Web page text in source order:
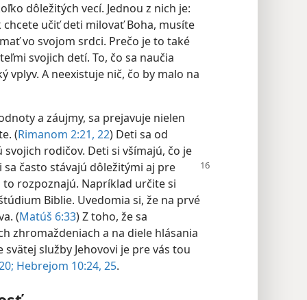
dôležitých vecí. Jednou z nich je:
učiť deti milovať Boha, musíte
vo svojom srdci. Prečo je to také
svojich detí. To, čo sa naučia
vplyv. A neexistuje nič, čo by malo na
a záujmy, sa prejavuje nielen
(Rimanom 2:21, 22) Deti sa od
rodičov. Deti si všímajú, čo je
sa často stávajú dôležitými aj pre
to rozpoznajú. Napríklad určite si
Biblie. Uvedomia si, že na prvé
(Matúš 6:33) Z toho, že sa
zhromaždeniach a na diele hlásania
služby Jehovovi je pre vás tou
Hebrejom 10:24, 25.